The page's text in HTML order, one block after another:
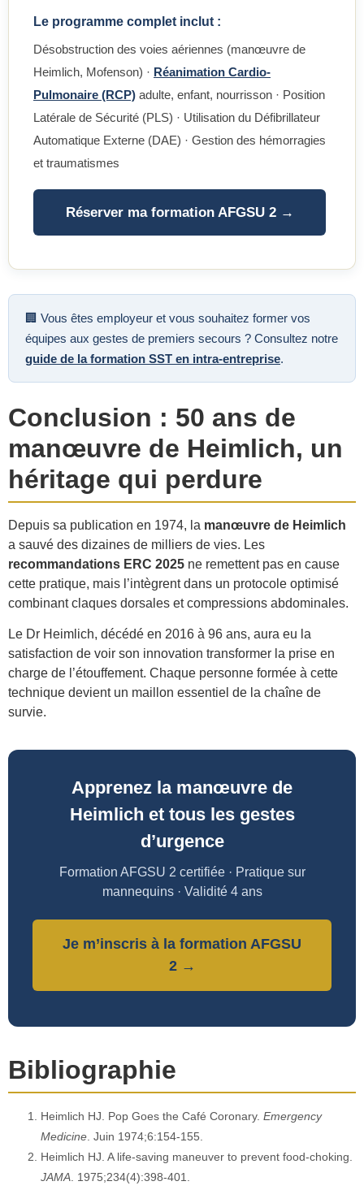
Le programme complet inclut :
Désobstruction des voies aériennes (manœuvre de
Heimlich, Mofenson) · Réanimation Cardio-
Pulmonaire (RCP) adulte, enfant, nourrisson · Position
Latérale de Sécurité (PLS) · Utilisation du Défibrillateur
Automatique Externe (DAE) · Gestion des hémorragies
et traumatismes
Réserver ma formation AFGSU 2 →
🏢 Vous êtes employeur et vous souhaitez former vos
équipes aux gestes de premiers secours ? Consultez notre
guide de la formation SST en intra-entreprise.
Conclusion : 50 ans de
manœuvre de Heimlich, un
héritage qui perdure
Depuis sa publication en 1974, la manœuvre de Heimlich
a sauvé des dizaines de milliers de vies. Les
recommandations ERC 2025 ne remettent pas en cause
cette pratique, mais l’intègrent dans un protocole optimisé
combinant claques dorsales et compressions abdominales.
Le Dr Heimlich, décédé en 2016 à 96 ans, aura eu la
satisfaction de voir son innovation transformer la prise en
charge de l’étouffement. Chaque personne formée à cette
technique devient un maillon essentiel de la chaîne de
survie.
Apprenez la manœuvre de
Heimlich et tous les gestes
d’urgence
Formation AFGSU 2 certifiée · Pratique sur
mannequins · Validité 4 ans
Je m’inscris à la formation AFGSU
2 →
Bibliographie
Heimlich HJ. Pop Goes the Café Coronary. Emergency
Medicine. Juin 1974;6:154-155.
Heimlich HJ. A life-saving maneuver to prevent food-choking.
JAMA. 1975;234(4):398-401.